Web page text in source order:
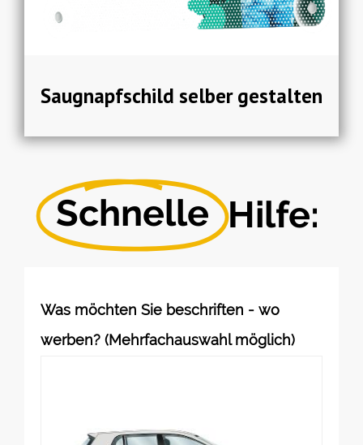
Saugnapfschild selber gestalten
Schnelle Hilfe:
Was möchten Sie beschriften - wo
werben? (Mehrfachauswahl möglich)